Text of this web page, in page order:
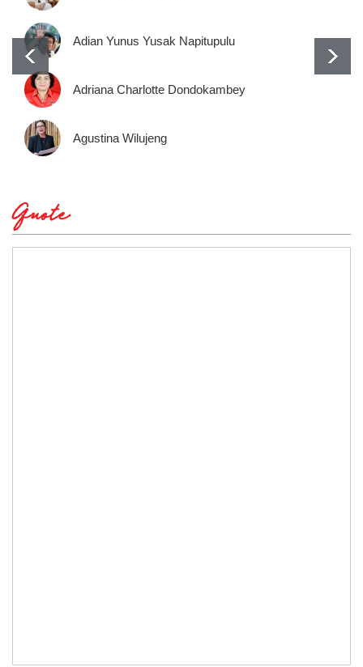
Adian Yunus Yusak Napitupulu
Adriana Charlotte Dondokambey
Agustina Wilujeng
Quote